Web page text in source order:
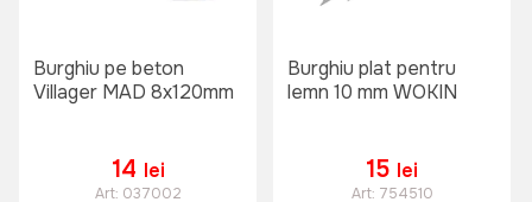
Burghiu pe beton
Villager MAD 8x120mm
14 lei
Art: 037002
Burghiu plat pentru
lemn 10 mm WOKIN
15 lei
Art: 754510